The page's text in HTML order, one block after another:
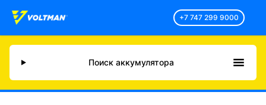
+7 747 299 9000
Поиск аккумулятора